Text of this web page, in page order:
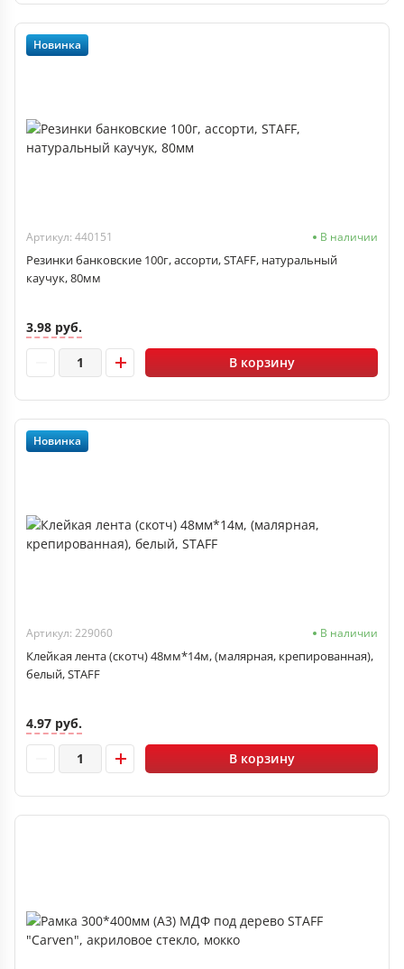
Новинка
Артикул: 440151 В наличии
Резинки банковские 100г, ассорти, STAFF, натуральный
каучук, 80мм
3.98 руб.
В корзину
Новинка
Артикул: 229060 В наличии
Клейкая лента (скотч) 48мм*14м, (малярная, крепированная),
белый, STAFF
4.97 руб.
В корзину